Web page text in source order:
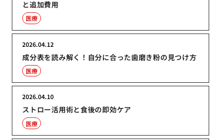
と追加費用
医療
成分表を読み解く！自分に合った歯磨き粉の見つけ方
2026.04.12
医療
ストロー活用術と食後の即効ケア
2026.04.10
医療